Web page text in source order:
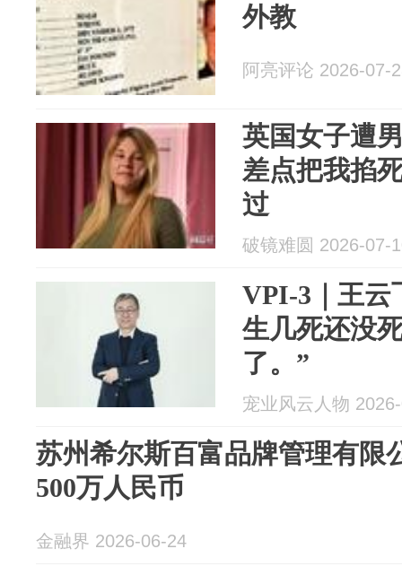
外教
阿亮评论 2026-07-
英国女子遭
差点把我掐
过
破镜难圆 2026-07-
VPI-3｜王云
生几死还没
了。”
宠业风云人物
苏州希尔斯百富品牌管理有限
500万人民币
金融界 2026-06-24